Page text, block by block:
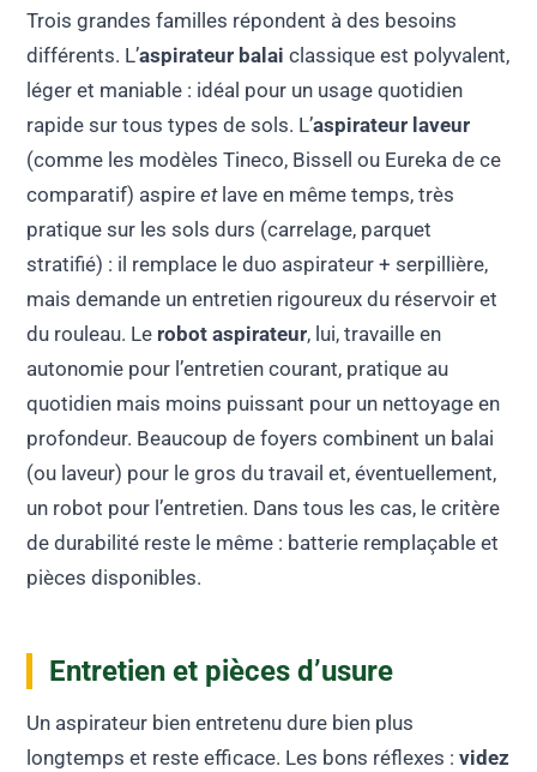
Trois grandes familles répondent à des besoins
différents. L’aspirateur balai classique est polyvalent,
léger et maniable : idéal pour un usage quotidien
rapide sur tous types de sols. L’aspirateur laveur
(comme les modèles Tineco, Bissell ou Eureka de ce
comparatif) aspireetlave en même temps, très
pratique sur les sols durs (carrelage, parquet
stratifié) : il remplace le duo aspirateur + serpillière,
mais demande un entretien rigoureux du réservoir et
du rouleau. Le robot aspirateur, lui, travaille en
autonomie pour l’entretien courant, pratique au
quotidien mais moins puissant pour un nettoyage en
profondeur. Beaucoup de foyers combinent un balai
(ou laveur) pour le gros du travail et, éventuellement,
un robot pour l’entretien. Dans tous les cas, le critère
de durabilité reste le même : batterie remplaçable et
pièces disponibles.
Entretien et pièces d’usure
Un aspirateur bien entretenu dure bien plus
longtemps et reste efficace. Les bons réflexes :videz